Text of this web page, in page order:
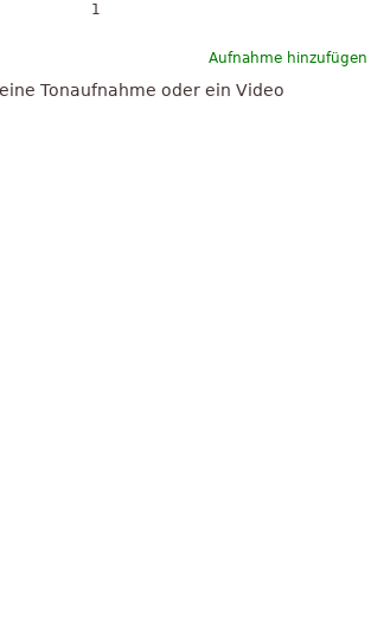
1
Aufnahme hinzufügen
Tonaufnahme oder ein Video